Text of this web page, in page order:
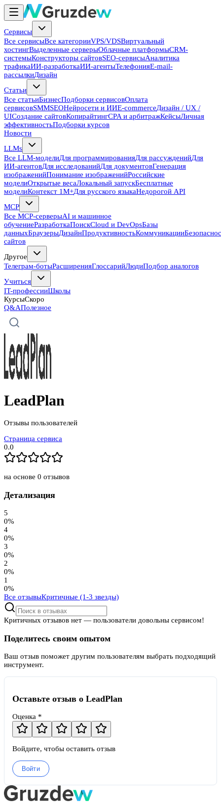
Сервисы
Все сервисыВсе категорииVPS/VDSВиртуальный
хостингВыделенные серверыОблачные платформыCRM-
системыКонструкторы сайтовSEO-сервисыАналитика
трафикаИИ-разработкаИИ-агентыТелефонияE-mail-
рассылкиДизайн
Статьи
Все статьиБизнесПодборки сервисовОплата
сервисовSMMSEOНейросети и ИИE-commerceДизайн / UX /
UIСоздание сайтовКопирайтингCPA и арбитражКейсыЛичная
эффективностьПодборки курсов
Новости
LLMs
Все LLM-моделиДля программированияДля рассужденийДля
ИИ-агентовДля исследованийДля документовГенерация
изображенийПонимание изображенийРоссийские
моделиОткрытые весаЛокальный запускБесплатные
моделиКонтекст 1M+Для русского языкаНедорогой API
MCP
Все MCP-серверыAI и машинное
обучениеРазработкаПоискCloud и DevOpsБазы
данныхБраузерыДизайнПродуктивностьКоммуникации
сайтов
Другое
Телеграм-ботыРасширенияГлоссарийЛюдиПодбор аналогов
Учиться
IT-профессииШколы
КурсыСкоро
Q&AПолезное
LeadPlan
Отзывы пользователей
Страница сервиса
0.0
на основе 0 отзывов
Детализация
5
0%
4
0%
3
0%
2
0%
1
0%
Все отзывыКритичные (1-3 звезды)
Критичных отзывов нет — пользователи довольны сервисом!
Поделитесь своим опытом
Ваш отзыв поможет другим пользователям выбрать подходящий
инструмент.
Оставьте отзыв о LeadPlan
Оценка *
Войдите, чтобы оставить отзыв
Войти